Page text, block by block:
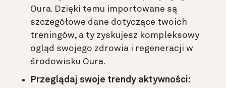
Oura. Dzięki temu importowane są
szczegółowe dane dotyczące twoich
treningów, a ty zyskujesz kompleksowy
ogląd swojego zdrowia i regeneracji w
środowisku Oura.
Przeglądaj swoje trendy aktywności: